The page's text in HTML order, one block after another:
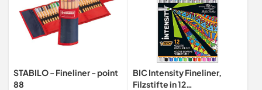
STABILO - Fineliner - point
88
BIC Intensity Fineliner,
Filzstifte in 12